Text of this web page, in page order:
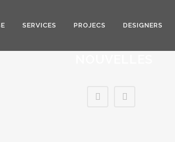
SERVICES PROJECS DESIGNERS